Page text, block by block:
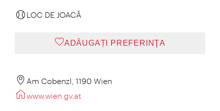
LOC DE JOACĂ
ADĂUGAȚI PREFERINŢA
Am Cobenzl, 1190 Wien
www.wien.gv.at